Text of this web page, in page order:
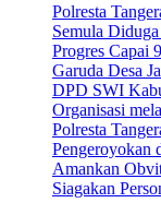
Polresta
Semula
Progres Capai
Garuda Desa
DPD SWI
Organisasi
Polresta
Pengeroyokan
Amankan
Siagakan